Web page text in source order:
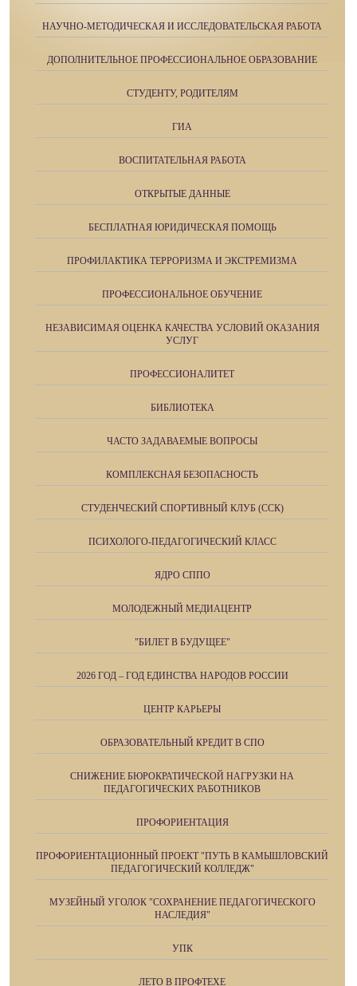
НАУЧНО-МЕТОДИЧЕСКАЯ И ИССЛЕДОВАТЕЛЬСКАЯ РАБОТА
ДОПОЛНИТЕЛЬНОЕ ПРОФЕССИОНАЛЬНОЕ ОБРАЗОВАНИЕ
СТУДЕНТУ, РОДИТЕЛЯМ
ГИА
ВОСПИТАТЕЛЬНАЯ РАБОТА
ОТКРЫТЫЕ ДАННЫЕ
БЕСПЛАТНАЯ ЮРИДИЧЕСКАЯ ПОМОЩЬ
ПРОФИЛАКТИКА ТЕРРОРИЗМА И ЭКСТРЕМИЗМА
ПРОФЕССИОНАЛЬНОЕ ОБУЧЕНИЕ
НЕЗАВИСИМАЯ ОЦЕНКА КАЧЕСТВА УСЛОВИЙ ОКАЗАНИЯ
УСЛУГ
ПРОФЕССИОНАЛИТЕТ
БИБЛИОТЕКА
ЧАСТО ЗАДАВАЕМЫЕ ВОПРОСЫ
КОМПЛЕКСНАЯ БЕЗОПАСНОСТЬ
СТУДЕНЧЕСКИЙ СПОРТИВНЫЙ КЛУБ (ССК)
ПСИХОЛОГО-ПЕДАГОГИЧЕСКИЙ КЛАСС
ЯДРО СППО
МОЛОДЕЖНЫЙ МЕДИАЦЕНТР
"БИЛЕТ В БУДУЩЕЕ"
2026 ГОД – ГОД ЕДИНСТВА НАРОДОВ РОССИИ
ЦЕНТР КАРЬЕРЫ
ОБРАЗОВАТЕЛЬНЫЙ КРЕДИТ В СПО
СНИЖЕНИЕ БЮРОКРАТИЧЕСКОЙ НАГРУЗКИ НА
ПЕДАГОГИЧЕСКИХ РАБОТНИКОВ
ПРОФОРИЕНТАЦИЯ
ПРОФОРИЕНТАЦИОННЫЙ ПРОЕКТ "ПУТЬ В КАМЫШЛОВСКИЙ
ПЕДАГОГИЧЕСКИЙ КОЛЛЕДЖ"
МУЗЕЙНЫЙ УГОЛОК "СОХРАНЕНИЕ ПЕДАГОГИЧЕСКОГО
НАСЛЕДИЯ"
УПК
ЛЕТО В ПРОФТЕХЕ